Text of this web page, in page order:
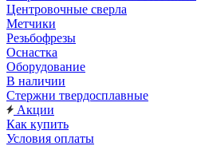
Центровочные сверла
Метчики
Резьбофрезы
Оснастка
Оборудование
В наличии
Стержни твердосплавные
Акции
Как купить
Условия оплаты